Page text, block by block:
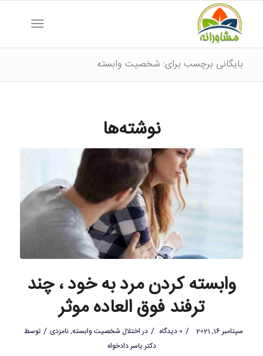
بایگانی برچسب برای: شخصیت وابسته
نوشته‌ها
وابسته کردن مرد به خود ، چند
ترفند فوق العاده موثر
سپتامبر 16, 2021 / 0 دیدگاه / دراختلال شخصیت وابسته,نامزدی / توسط
دکتر یاسر دادخواه